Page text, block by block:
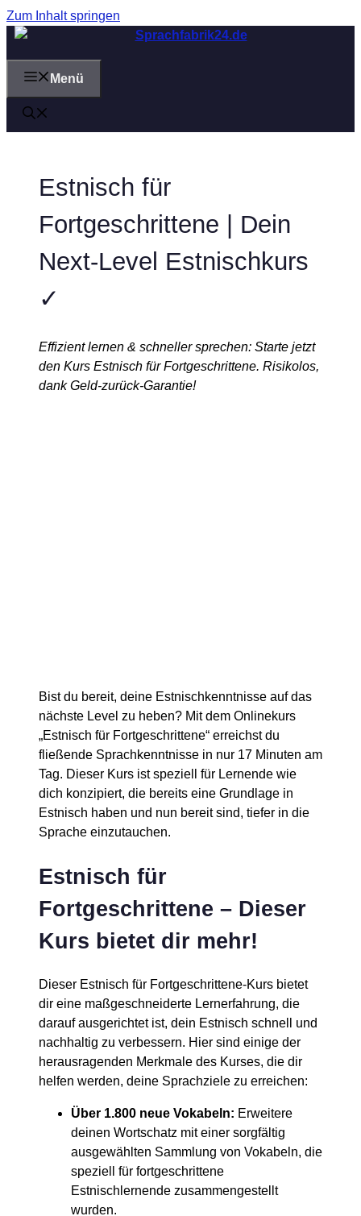
Zum Inhalt springen
Menü
Estnisch für
Fortgeschrittene | Dein
Next-Level Estnischkurs
✓
Effizient lernen & schneller sprechen: Starte jetzt
den Kurs Estnisch für Fortgeschrittene. Risikolos,
dank Geld-zurück-Garantie!
Bist du bereit, deine Estnischkenntnisse auf das
nächste Level zu heben? Mit dem Onlinekurs
„Estnisch für Fortgeschrittene“ erreichst du
fließende Sprachkenntnisse in nur 17 Minuten am
Tag. Dieser Kurs ist speziell für Lernende wie
dich konzipiert, die bereits eine Grundlage in
Estnisch haben und nun bereit sind, tiefer in die
Sprache einzutauchen.
Estnisch für
Fortgeschrittene – Dieser
Kurs bietet dir mehr!
Dieser Estnisch für Fortgeschrittene-Kurs bietet
dir eine maßgeschneiderte Lernerfahrung, die
darauf ausgerichtet ist, dein Estnisch schnell und
nachhaltig zu verbessern. Hier sind einige der
herausragenden Merkmale des Kurses, die dir
helfen werden, deine Sprachziele zu erreichen:
Über 1.800 neue Vokabeln: Erweitere
deinen Wortschatz mit einer sorgfältig
ausgewählten Sammlung von Vokabeln, die
speziell für fortgeschrittene
Estnischlernende zusammengestellt
wurden.